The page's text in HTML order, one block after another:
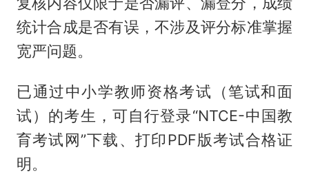
统计合成是否有误，不涉及评分标准掌握
宽严问题。
已通过中小学教师资格考试（笔试和面
试）的考生，可自行登录“NTCE-中国教
育考试网”下载、打印PDF版考试合格证
明。